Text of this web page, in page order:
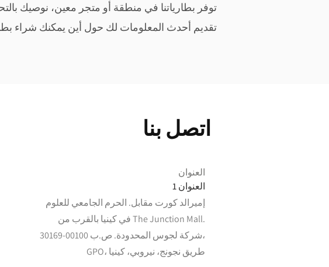
توفر بطارياتنا في منطقة أو متجر معين، نوصيك
تقديم أحدث المعلومات لك حول أين يمكنك شراء
اتصل بنا
العنوان
العنوان 1
إميرالد كورت مقابل. الحرم الجامعي للعلوم
في كينيا بالقرب من The Junction Mall.
شركة لجوس المحدودة. ص.ب 00100-30169،
GPO، طريق نجونج، نيروبي، كينيا